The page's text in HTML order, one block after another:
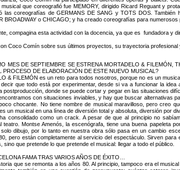
que coreografió fue MEMORY, dirigido Ricard Reguant y
las coreografías de GERMANS DE SANG y TOTS DOS.
BROADWAY o CHICAGO; y ha creado coreografías para numerosos
compagina esta actividad con la docencia, ya que es fundadora y
Coco Comín sobre sus últimos proyectos, su trayectoria
MES DE SEPTIEMBRE SE ESTRENA MORTADELO &
PROCESO DE ELABORACIÓN DE ESTE NUEVO MUSICAL?
& FILEMÓN es un reto para todos nosotros, porque no es un
que todo está por experimentar, desde si va a funcionar la
postproducción, donde se puede cortar y pegar en las situaciones
con situaciones inviables, y hay que buscar alternativas
chocante. No tiene nombre de musical maravilloso, pero creo
un musical en una línea de diversión total y absoluta, diversión por
consolidado como un crack. A pesar de que al principio no
Montse Amenós, la escenógrafa, tiene una buena papeleta
dibujo, por lo tanto en nuestra obra sólo pasa en un cambio
pero están completamente al servicio del espectáculo. Sirven
que pretende lo que pretende el musical: llegar a todo el público.
FAMA TRAS VARIOS AÑOS DE ÉXITO…
que se remonta a los años 80. Al principio, tampoco era el